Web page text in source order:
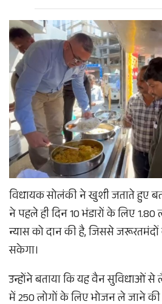
विधायक सोलंकी ने खुशी जताते हुए
ने पहले ही दिन 10 भंडारों के लिए
न्यास को दान की है, जिससे
सकेगा।
उन्होंने बताया कि यह वैन सुविधाओं
में 250 लोगों के लिए भोजन ले जाने की